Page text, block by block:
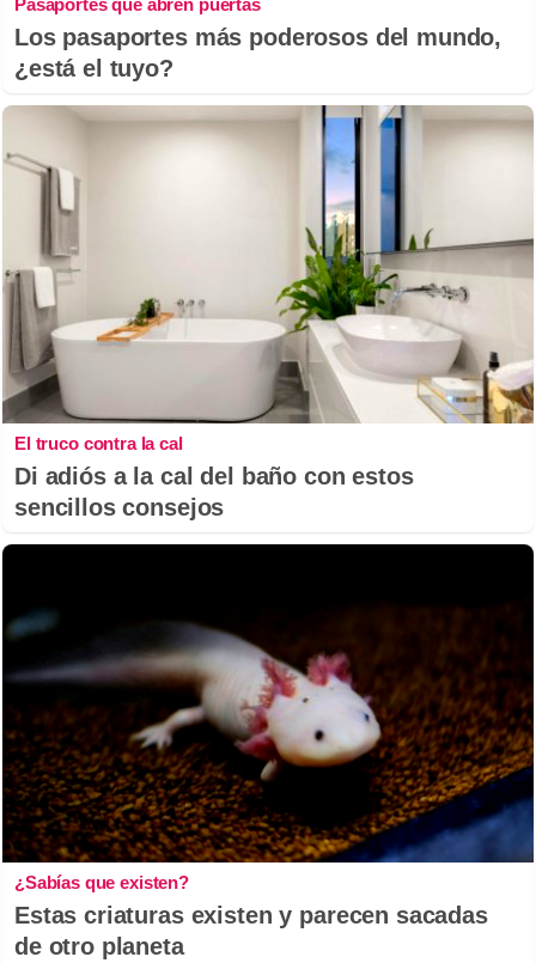
Los pasaportes más poderosos del mundo,
¿está el tuyo?
El truco contra la cal
Di adiós a la cal del baño con estos
sencillos consejos
¿Sabías que existen?
Estas criaturas existen y parecen sacadas
de otro planeta